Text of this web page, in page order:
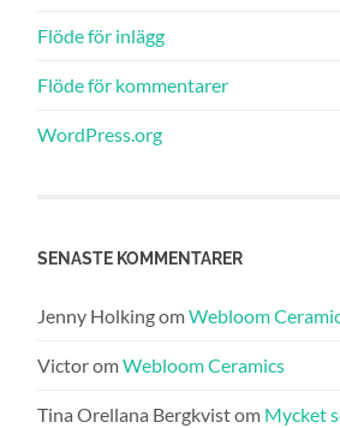
Flöde för inlägg
Flöde för kommentarer
WordPress.org
SENASTE KOMMENTARER
Jenny HolkingomWebloom
VictoromWebloom Ceramics
Tina Orellana Bergkvistom Mycket